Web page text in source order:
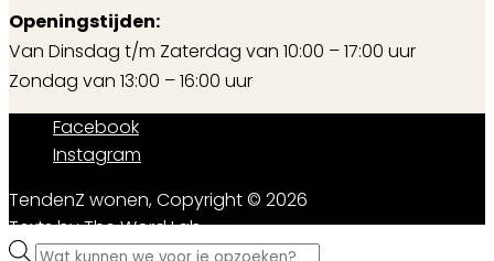
Openingstijden:
Van Dinsdag t/m Zaterdag van 10:00 – 17:00 uur
Zondag van 13:00 – 16:00 uur
Facebook
Instagram
TendenZ wonen, Copyright © 2026
Texts byThe Word Lab
Producten